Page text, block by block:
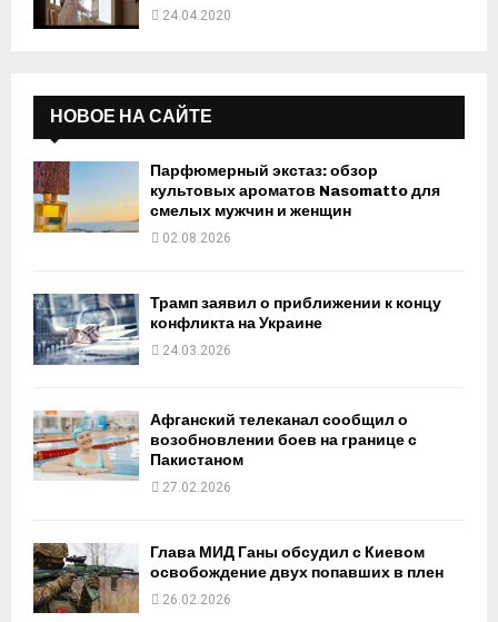
24.04.2020
НОВОЕ НА САЙТЕ
Парфюмерный экстаз: обзор
культовых ароматов Nasomatto для
смелых мужчин и женщин
02.08.2026
Трамп заявил о приближении к концу
конфликта на Украине
24.03.2026
Афганский телеканал сообщил о
возобновлении боев на границе с
Пакистаном
27.02.2026
Глава МИД Ганы обсудил с Киевом
освобождение двух попавших в плен
26.02.2026